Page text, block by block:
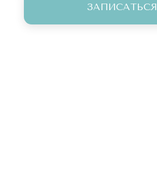
ЗАПИСАТЬСЯ